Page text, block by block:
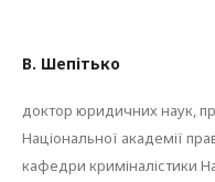
В. Шепітько
доктор юридичних наук,
Національної академії
кафедри криміналістики